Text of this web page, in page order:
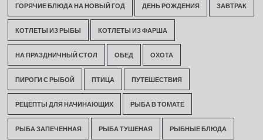
ГОРЯЧИЕ БЛЮДА НА НОВЫЙ ГОД ДЕНЬ РОЖДЕНИЯ ЗАВТРАК
КОТЛЕТЫ ИЗ РЫБЫ КОТЛЕТЫ ИЗ ФАРША
НА ПРАЗДНИЧНЫЙ СТОЛ ОБЕД ОХОТА
ПИРОГИ С РЫБОЙ ПТИЦА ПУТЕШЕСТВИЯ
РЕЦЕПТЫ ДЛЯ НАЧИНАЮЩИХ РЫБА В ТОМАТЕ
РЫБА ЗАПЕЧЕННАЯ РЫБА ТУШЕНАЯ РЫБНЫЕ БЛЮДА